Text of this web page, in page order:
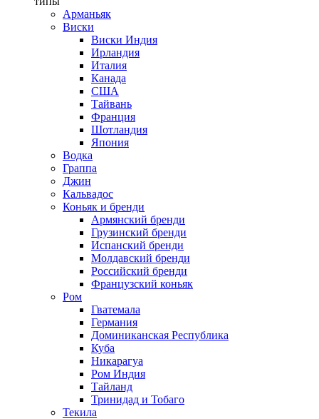
Арманьяк
Виски
Виски Индия
Ирландия
Италия
Канада
США
Тайвань
Франция
Шотландия
Япония
Водка
Граппа
Джин
Кальвадос
Коньяк и бренди
Армянский бренди
Грузинский бренди
Испанский бренди
Молдавский бренди
Российский бренди
Французский коньяк
Ром
Гватемала
Германия
Доминиканская Республика
Куба
Никарагуа
Ром Индия
Тайланд
Тринидад и Тобаго
Текила